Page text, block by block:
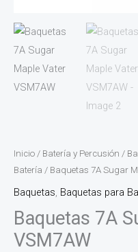
Inicio / Batería y Percusión /
Batería / Baquetas 7A Sugar
Baquetas, Baquetas para
Baquetas 7A
VSM7AW